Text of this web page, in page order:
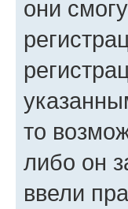
они
то
либо он
ввели